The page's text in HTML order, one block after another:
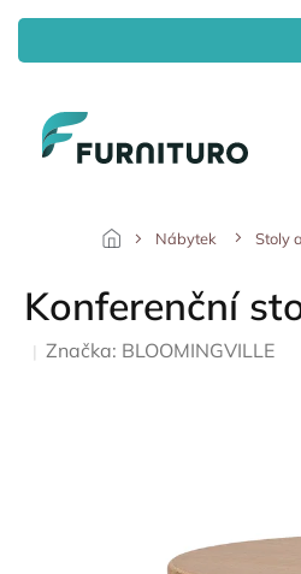
Přejít
obsah
Nábytek Stoly
Konferenční
Značka: BLOOMINGVILLE